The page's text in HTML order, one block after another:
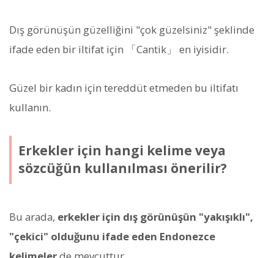
Dış görünüşün güzelliğini "çok güzelsiniz" şeklinde
ifade eden bir iltifat için 「Cantik」 en iyisidir.
Güzel bir kadın için tereddüt etmeden bu iltifatı
kullanın.
Erkekler için hangi kelime veya
sözcüğün kullanılması önerilir?
Bu arada, erkekler için dış görünüşün "yakışıklı",
"çekici" olduğunu ifade eden Endonezce